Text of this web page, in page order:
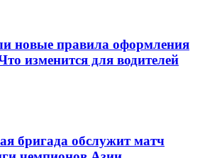
новые правила оформления
изменится для водителей
бригада обслужит матч